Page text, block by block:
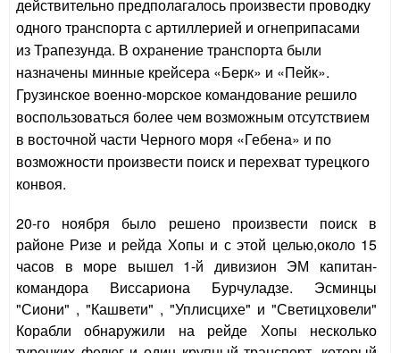
действительно предполагалось произвести проводку
одного транспорта с артиллерией и огнеприпасами
из Трапезунда. В охранение транспорта были
назначены минные крейсера «Берк» и «Пейк».
Грузинское военно-морское командование решило
воспользоваться более чем возможным отсутствием
в восточной части Черного моря «Гебена» и по
возможности произвести поиск и перехват турецкого
конвоя.
20-го ноября было решено произвести поиск в
районе Ризе и рейда Хопы и с этой целью,около 15
часов в море вышел 1-й дивизион ЭМ капитан-
командора Виссариона Бурчуладзе. Эсминцы
"Сиони" , "Кашвети" , "Уплисцихе" и "Светицховели"
Корабли обнаружили на рейде Хопы несколько